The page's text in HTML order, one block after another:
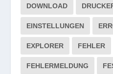
DOWNLOAD
EINSTELLUNGEN
EXPLORER FEHLER
FEHLERMELDUNG